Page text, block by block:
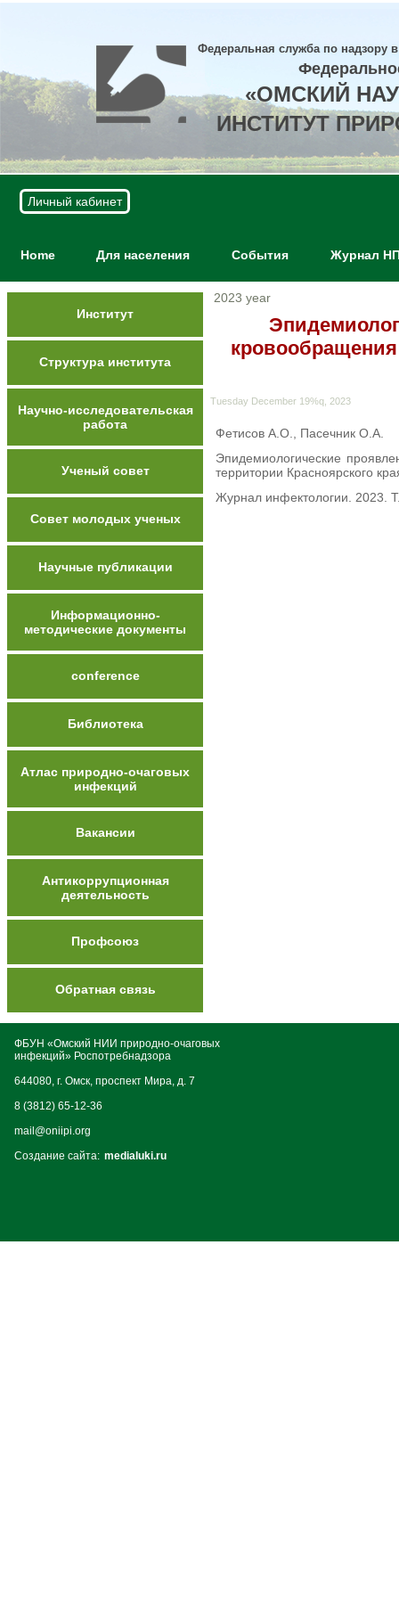
Федеральная служба по надзору
«ОМСКИЙ
ИНСТИТУТ
Личный кабинет
Home Для населения События Журнал
Институт
Структура института
Научно-исследовательская
работа
Ученый совет
Совет молодых ученых
Научные публикации
Информационно-
методические документы
conference
Библиотека
Атлас природно-очаговых
инфекций
Вакансии
Антикоррупционная
деятельность
Профсоюз
Обратная связь
2023 year
Tuesday December 19%q, 2023
Фетисов А.О., Пасечник О.А.
Эпидемиологические
территории Красноярского
Журнал инфектологии. 2023.
ФБУН «Омский НИИ природно-очаговых
инфекций» Роспотребнадзора
644080, г. Омск, проспект Мира, д. 7
8 (3812) 65-12-36
mail@oniipi.org
Создание сайта: medialuki.ru